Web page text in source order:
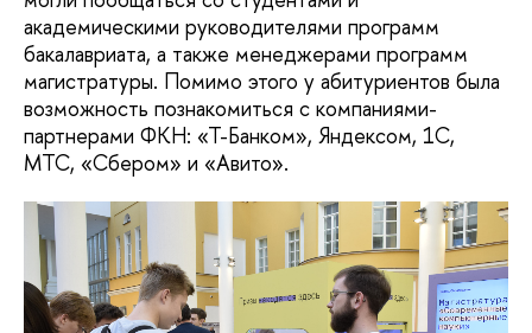
академическими руководителями программ
бакалавриата, а также менеджерами программ
магистратуры. Помимо этого у абитуриентов была
возможность познакомиться с компаниями-
партнерами ФКН: «Т-Банком», Яндексом, 1С,
МТС, «Сбером» и «Авито».